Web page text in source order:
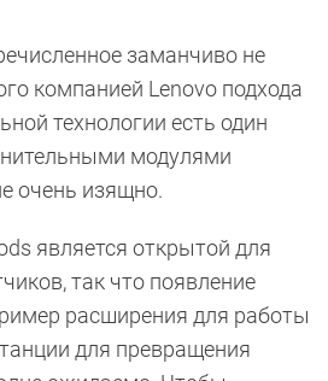
заманчиво не
компанией Lenovo подхода
технологии есть один
модулями
очень изящно.
является открытой для
так что появление
расширения для работы
для превращения